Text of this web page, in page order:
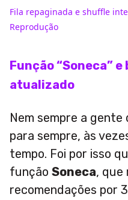
Fila repaginada e shuffle
Reprodução
Função “Soneca”
atualizado
Nem sempre a
para sempre, às
tempo. Foi por isso
função Soneca, que
recomendações por